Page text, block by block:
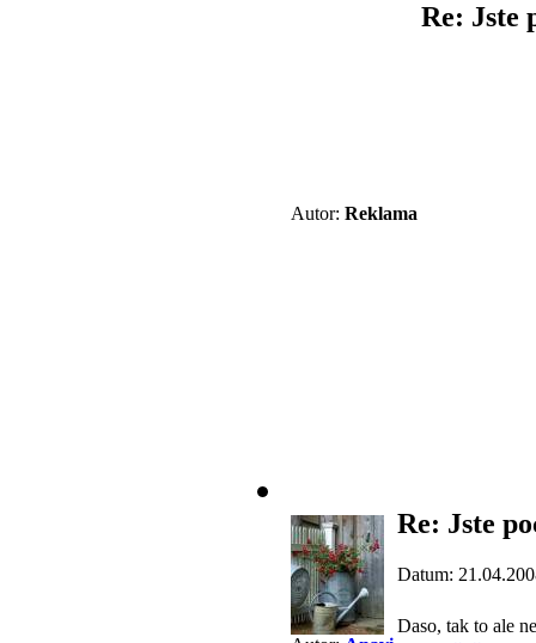
Autor: Reklama
Re: Jste
Re: Jste
Datum:
Daso, tak to ale